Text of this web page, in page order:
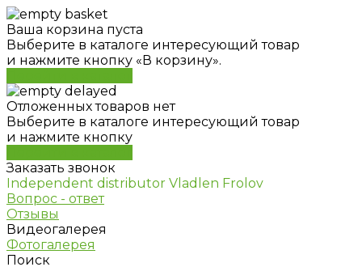
Ваша корзина пуста
Выберите в каталоге интересующий товар
и нажмите кнопку «В корзину».
Отложенных товаров нет
Выберите в каталоге интересующий товар
и нажмите кнопку
Заказать звонок
Independent distributor Vladlen Frolov
Вопрос - ответ
Отзывы
Видеогалерея
Фотогалерея
Поиск